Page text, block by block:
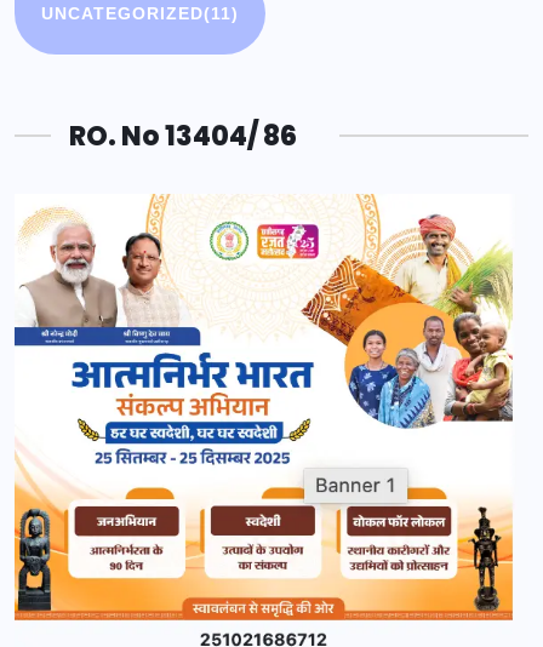
UNCATEGORIZED(11)
RO. No 13404/ 86